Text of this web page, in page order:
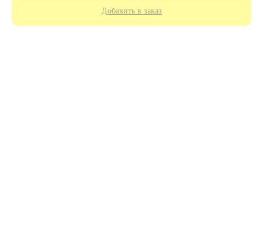
Добавить в заказ